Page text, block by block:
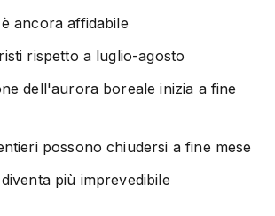
ancora affidabile
rispetto a luglio-agosto
dell'aurora boreale inizia a fine
possono chiudersi a fine mese
più imprevedibile